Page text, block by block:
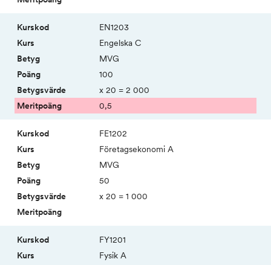
EN1203
Engelska C
MVG
100
x 20 = 2 000
0,5
FE1202
Före­tags­ekonomi A
MVG
50
x 20 = 1 000
FY1201
Fysik A